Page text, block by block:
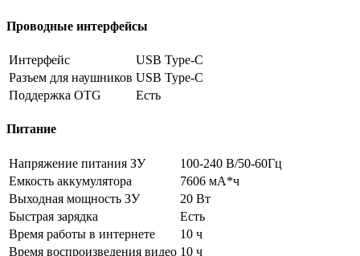
Проводные интерфейсы
Интерфейс
USB Type-C
Разъем для наушников USB Type-C
Поддержка OTG
Есть
Питание
Напряжение питания ЗУ
100-240 В/50-60Гц
Емкость аккумулятора
7606 мА*ч
Выходная мощность ЗУ
20 Вт
Быстрая зарядка
Есть
Время работы в интернете
10 ч
Время воспроизведения видео 10 ч